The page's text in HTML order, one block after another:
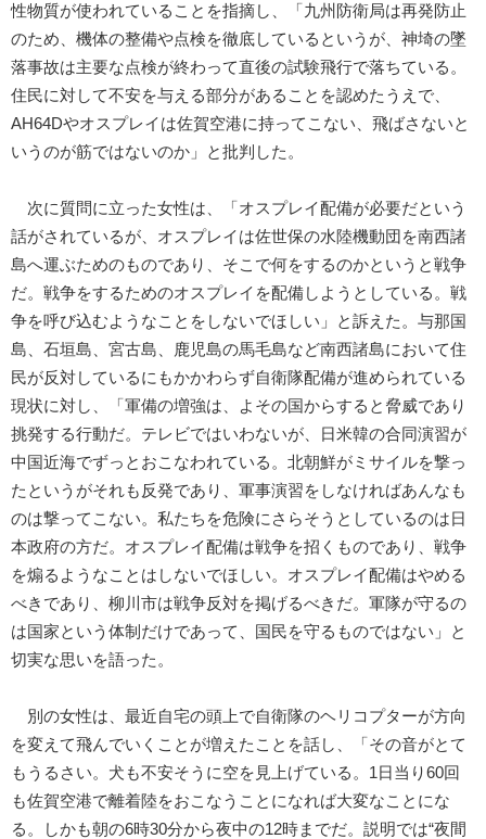
性物質が使われていることを指摘し、「九州防衛局は再発防止
のため、機体の整備や点検を徹底しているというが、神埼の墜
落事故は主要な点検が終わって直後の試験飛行で落ちている。
住民に対して不安を与える部分があることを認めたうえで、
AH64Dやオスプレイは佐賀空港に持ってこない、飛ばさないと
いうのが筋ではないのか」と批判した。
次に質問に立った女性は、「オスプレイ配備が必要だという
話がされているが、オスプレイは佐世保の水陸機動団を南西諸
島へ運ぶためのものであり、そこで何をするのかというと戦争
だ。戦争をするためのオスプレイを配備しようとしている。戦
争を呼び込むようなことをしないでほしい」と訴えた。与那国
島、石垣島、宮古島、鹿児島の馬毛島など南西諸島において住
民が反対しているにもかかわらず自衛隊配備が進められている
現状に対し、「軍備の増強は、よその国からすると脅威であり
挑発する行動だ。テレビではいわないが、日米韓の合同演習が
中国近海でずっとおこなわれている。北朝鮮がミサイルを撃っ
たというがそれも反発であり、軍事演習をしなければあんなも
のは撃ってこない。私たちを危険にさらそうとしているのは日
本政府の方だ。オスプレイ配備は戦争を招くものであり、戦争
を煽るようなことはしないでほしい。オスプレイ配備はやめる
べきであり、柳川市は戦争反対を掲げるべきだ。軍隊が守るの
は国家という体制だけであって、国民を守るものではない」と
切実な思いを語った。
別の女性は、最近自宅の頭上で自衛隊のヘリコプターが方向
を変えて飛んでいくことが増えたことを話し、「その音がとて
もうるさい。犬も不安そうに空を見上げている。1日当り60回
も佐賀空港で離着陸をおこなうことになれば大変なことにな
る。しかも朝の6時30分から夜中の12時までだ。説明では“夜間